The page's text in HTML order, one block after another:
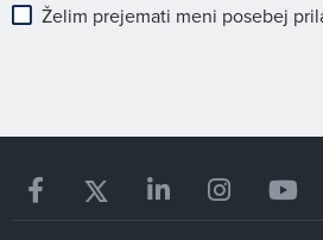
Želim prejemati meni posebej